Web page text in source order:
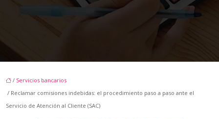
/ Servicios bancarios
/ Reclamar comisiones indebidas: el procedimiento paso a paso ante el
Servicio de Atención al Cliente (SAC)